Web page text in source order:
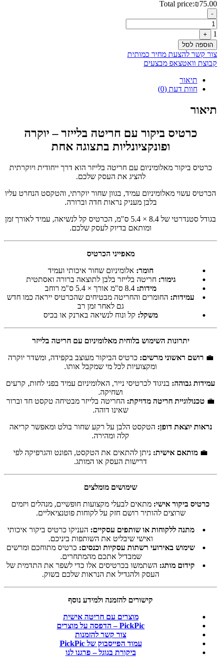
Total price:₪75.00
Quantity
-
1
+
הוספה לסל
צור קשר להצעת מחיר כמותית
קבוצת וואטצאפ מבצעים
תיאור
חוות דעת (0)
תיאור
כרטיס ביקור עם חריטה בלייזר – יוקרה
ופונקציונליות בתצוגה אחת
כרטיס ביקור מאלומיניום עם חריטה בלייזר הוא דרך ייחודית ויוקרתית
להציג את העסק שלכם.
הכרטיס עשוי מאלומיניום עמיד, בגוון שחור יוקרתי, והטקסט הנחרט עליו
בלבן מעניק נראות חדה וברורה.
בגודל סטנדרטי של 8.4 × 5.4 ס"מ, הכרטיס קל לנשיאה, עמיד לאורך זמן
ומותאם בדיוק לעסק שלכם.
מאפייני הכרטיס
חומר: אלומיניום שחור איכותי ועמיד
גימור: חריטה בלייזר בלבן לתוצאה ברורה ואסתטית
מידות:
עמידות: החומרים והחריטה מבטיחים שהכרטיס ייראה כמו חדש
גם לאחר זמן רב
משקל: קל ונוח לנשיאה בארנק או בכיס
יתרונות השימוש בלוחית מאלומיניום עם חריטה בלייזר
💼 רושם ראשוני מרשים: כרטיס הביקור מעוצב בקפידה, ומשדר יוקרה
ומקצועיות לכל מי שמקבל אותו.
עמידות גבוהה: בניגוד לכרטיסי נייר, האלומיניום עמיד בפני לחות, קרעים
ושחיקה.
💼 טכנולוגיית חריטה מדויקת: החריטה בלייזר מבטיחה טקסט חד וברור
שאינו דוהה.
נראות יוצאת דופן: הטקסט הלבן על רקע שחור בולט ומאפשר קריאה
קלה ומהירה.
💼 מותאם אישית: ניתן להתאים את הטקסט, הפונט והגרפיקה לפי
דרישות העסק או המותג.
שימושים מומלצים
כרטיס ביקור אישי: מתאים לבעלי מקצועות חופשיים, מנהלים ויזמים
שרוצים להותיר רושם חזק על לקוחות פוטנציאליים.
מתנה ללקוחות או שותפים עסקיים: העניקו כרטיס ביקור איכותי
ואישי שיבליט את השותפות ביניכם.
שימוש באירועי רשתות עסקיות וכנסים: כרטיס מתוחכם ומרשים
שמבדיל אתכם מהמתחרים.
קידום מותג: השתמשו בכרטיסים אלו כדי לשפר את התדמית של
העסק ולהגדיל את הנראות שלכם בשוק.
קישורים להזמנה ולמידע נוסף
מוצרים עם חריטה אישית
PickPic – הדפסה על מוצרים
צור קשר להזמנות
עמוד הפייסבוק של PickPic
ביקורת בגוגל – פרגנו לנו